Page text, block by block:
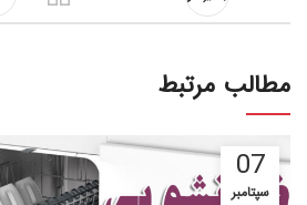
مطالب مرتبط
07
سپتامبر